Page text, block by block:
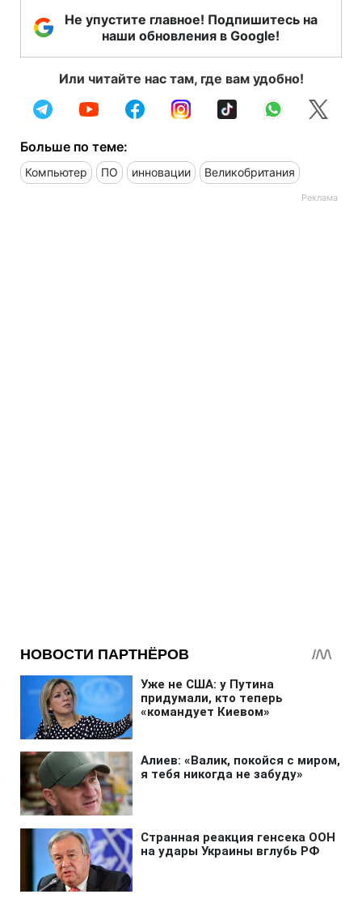
Не упустите главное! Подпишитесь на
наши обновления в Google!
Или читайте нас там, где вам удобно!
Больше по теме:
Компьютер ПО инновации Великобритания